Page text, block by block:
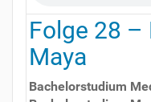
Folge 28 –
Maya
Bachelorstudium